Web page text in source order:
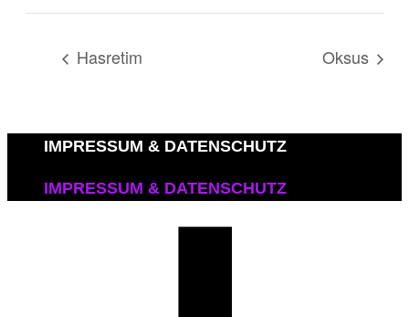
Hasretim Oksus
IMPRESSUM & DATENSCHUTZ
IMPRESSUM & DATENSCHUTZ